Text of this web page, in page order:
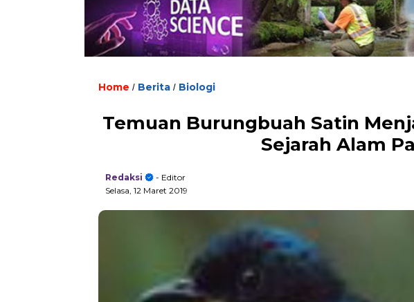
Home / Berita / Biologi
Temuan Burungbuah Satin
Sejarah Alam
Redaksi
- Editor
Selasa, 12 Maret 2019